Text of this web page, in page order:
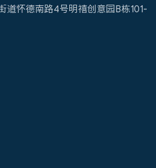
道怀德南路4号明禧创意园B栋101-